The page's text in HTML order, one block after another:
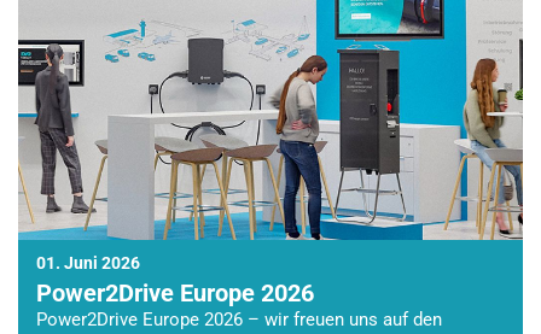
01. Juni 2026
Power2Drive Europe 2026
Power2Drive Europe 2026 – wir freuen uns auf den